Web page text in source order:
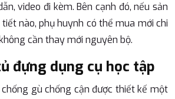
video đi kèm. Bên cạnh đó, nếu sản
nào, phụ huynh có thể mua mới chi
cần thay mới nguyên bộ.
đựng dụng cụ học tập
gù chống cận được thiết kế một